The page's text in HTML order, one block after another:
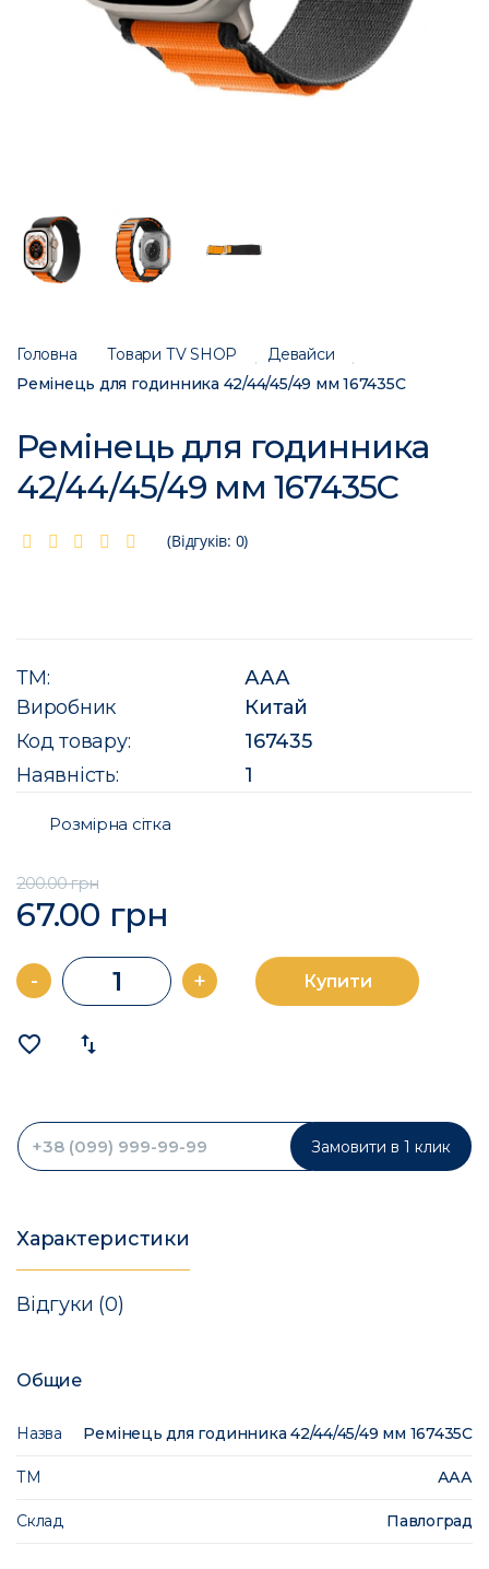
Головна Товари ТV SHOP
Девайси
Ремінець для годинника 42/44/45/49 мм 167435C
Ремінець для годинника
42/44/45/49 мм 167435C
(Відгуків: 0)
ТМ:
ААА
Виробник
Китай
Код товару:
167435
Наявність:
1
Розмірна сітка
200.00 грн
67.00 грн
- + Купити
favorite_border import_export
Замовити в 1 клик
Характеристики
Відгуки (0)
Общие
Назва Ремінець для годинника 42/44/45/49 мм 167435C
ТМ ААА
Склад Павлоград